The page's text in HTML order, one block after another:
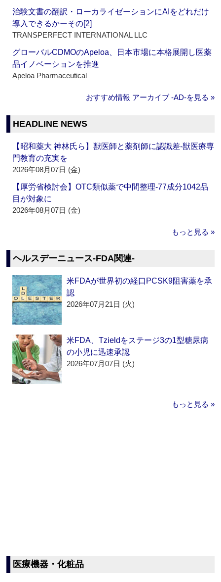
治験文書の翻訳・ローカライゼーションにAIをどれだけ
導入できるかーその[2]
TRANSPERFECT INTERNATIONAL LLC
グローバルCDMOのApeloa、日本市場に本格展開し医薬
品イノベーションを推進
Apeloa Pharmaceutical
おすすめ情報 アーカイブ ‐AD‐を見る »
HEADLINE NEWS
【昭和薬大 神林氏ら】獣医師と薬剤師に認識差‐獣医療専
門教育の充実を
2026年08月07日 (金)
【厚労省検討会】OTC類似薬で中間整理‐77成分1042品
目が対象に
2026年08月07日 (金)
もっと見る »
ヘルスデーニュース‐FDA関連‐
米FDAが世界初の経口PCSK9阻害薬を承
認
2026年07月21日 (火)
米FDA、Tzieldをステージ3の1型糖尿病
の小児に迅速承認
2026年07月07日 (火)
もっと見る »
医療機器・化粧品